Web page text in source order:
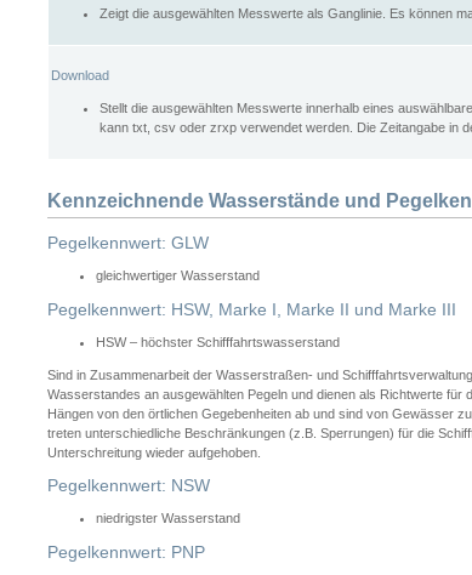
Zeigt die ausgewählten Messwerte als Ganglinie. Es können
Download
Stellt die ausgewählten Messwerte innerhalb eines
kann txt, csv oder zrxp verwendet werden. Die Zeitangabe in
Kennzeichnende Wasserstände und
Pegelkennwert: GLW
gleichwertiger Wasserstand
Pegelkennwert: HSW, Marke I, Marke II und Marke III
HSW – höchster Schifffahrtswasserstand
Sind in Zusammenarbeit der Wasserstraßen- und
Wasserstandes an ausgewählten Pegeln und dienen als Richtwerte für
Hängen von den örtlichen Gegebenheiten ab und sind von Gewässer
treten unterschiedliche Beschränkungen (z.B. Sperrungen) für die
Unterschreitung wieder aufgehoben.
Pegelkennwert: NSW
niedrigster Wasserstand
Pegelkennwert: PNP